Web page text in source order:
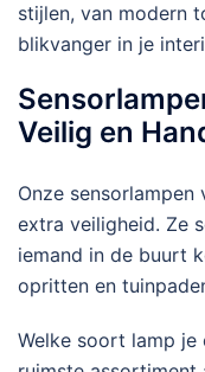
stijlen, van modern
blikvanger in je
Veilig en
Onze
extra veiligheid. Ze
iemand in de buurt
opritten en
Welke soort lamp